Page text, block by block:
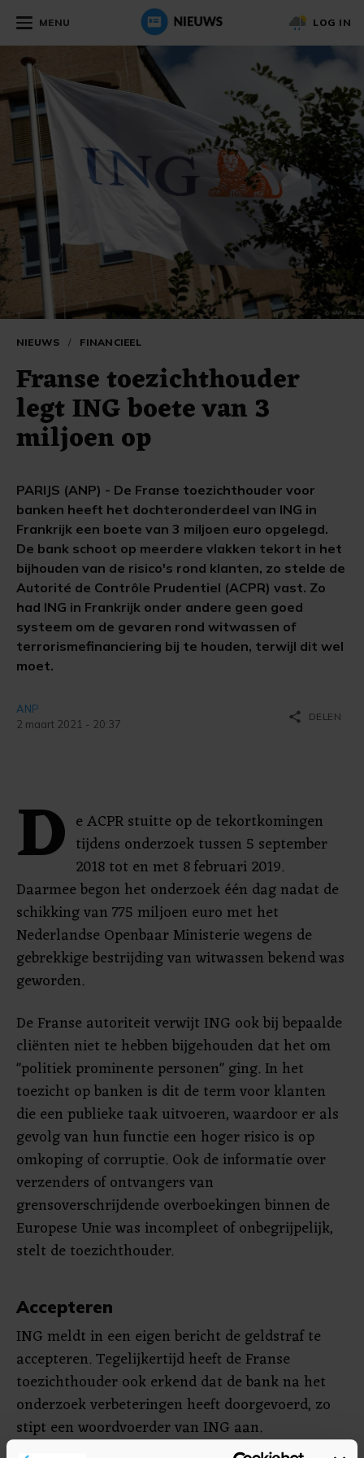
MENU LOG IN
NIEUWS / FINANCIEEL
Franse toezichthouder
legt ING boete van 3
miljoen op
PARIJS (ANP) - De Franse toezichthouder voor
banken heeft het dochteronderdeel van ING in
Frankrijk een boete van 3 miljoen euro opgelegd.
De bank schoot op meerdere vlakken tekort in het
bijhouden van de risico's rond klanten, zo stelde de
Autorité de Contrôle Prudentiel (ACPR) vast. Zo
had ING in Frankrijk onder andere geen goed
systeem om de gevaren rond witwassen of
terrorismefinanciering bij te houden, terwijl dit wel
moet.
ANP
2 maart 2021 - 20:37
share DELEN
D e ACPR stuitte op de tekortkomingen
tijdens onderzoek tussen 5 september
2018 tot en met 8 februari 2019.
Daarmee begon het onderzoek één dag nadat de
schikking van 775 miljoen euro met het
Nederlandse Openbaar Ministerie wegens de
gebrekkige bestrijding van witwassen bekend was
geworden.
De Franse autoriteit verwijt ING ook bij bepaalde
cliënten niet te hebben bijgehouden dat het om
"politiek prominente personen" ging. In het
toezicht op banken is dit de term voor klanten
die een publieke taak uitvoeren, waardoor er als
gevolg van hun functie een hoger risico is op
omkoping of corruptie. Ook de informatie over
verzenders of ontvangers van
grensoverschrijdende overboekingen binnen de
Europese Unie was incompleet of onbegrijpelijk,
stelt de toezichthouder.
Accepteren
ING meldt in een eigen bericht de geldstraf te
accepteren. Tegelijkertijd heeft de Franse
toezichthouder ook erkend dat de bank na het
onderzoek verbeteringen heeft doorgevoerd, zo
stipt een woordvoerder van ING aan.